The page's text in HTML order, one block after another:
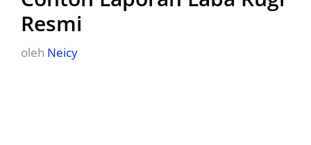
Resmi
oleh Neicy